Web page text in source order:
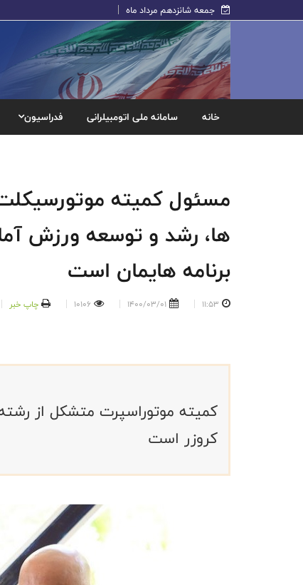
جمعه شانزدهم مرداد ماه
خانه سامانه ملی اتومبیلرانی فدراسیون
مسئول کمیته
ها، رشد و توسعه ورزش
برنامه هایمان است
11:53
1400/03/01
10106 چاپ خبر
کمیته موتوراسپرت متشکل از
کروزر است